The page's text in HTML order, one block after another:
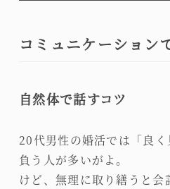
コミュニケーション
自然体で話すコツ
20代男性の婚活では「良
負う人が多いがよ。
けど、無理に取り繕うと会